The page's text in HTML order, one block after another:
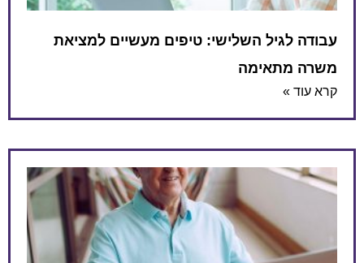
עבודה לגיל השלישי: טיפים מעשיים למציאת
משרה מתאימה
קרא עוד »